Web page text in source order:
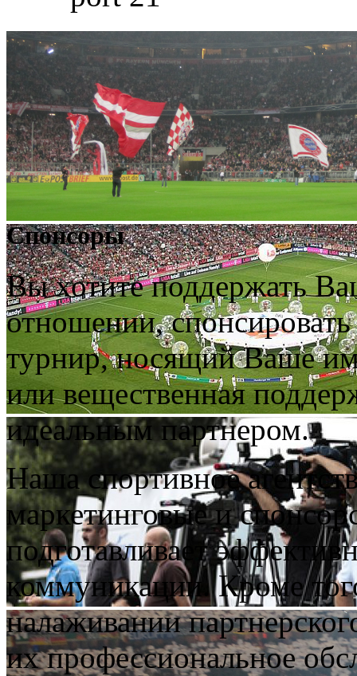
Спонсоры
Вы хотите поддержать
отношении,
турнир, носящий Ваше
или вещественная
идеальным партнером.
Наша спортивное
маркетинговые и
подготавливает
коммуникации. Кроме
налаживании
их профессиональное